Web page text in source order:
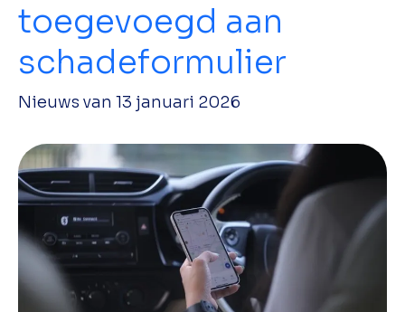
toegevoegd aan
schadeformulier
Nieuws van 13 januari 2026